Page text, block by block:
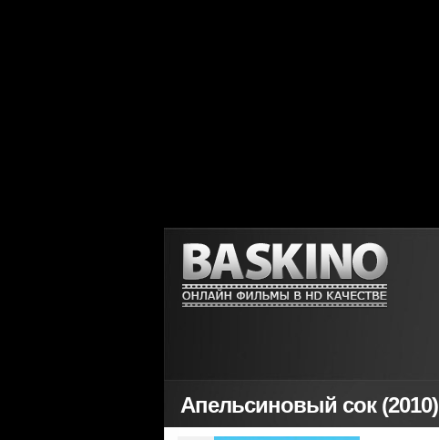
Апельсиновый сок (2010)